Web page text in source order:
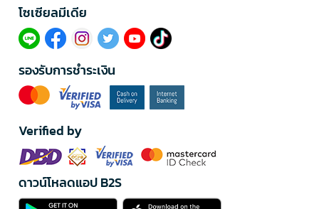
โซเซียลมีเดีย​
รองรับการชำระเงิน
Verified by
ดาวน์โหลดแอป B2S